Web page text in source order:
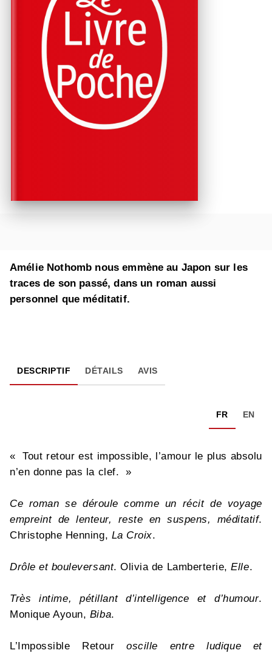
Amélie Nothomb nous emmène au Japon sur les
traces de son passé, dans un roman aussi
personnel que méditatif.
DESCRIPTIF DÉTAILS AVIS
FR EN
« Tout retour est impossible, l’amour le plus absolu
n’en donne pas la clef. »
Ce roman se déroule comme un récit de voyage
empreint de lenteur, reste en suspens, méditatif.
Christophe Henning, La Croix.
Drôle et bouleversant. Olivia de Lamberterie,Elle.
Très intime, pétillant d’intelligence et d’humour.
Monique Ayoun, Biba.
L’Impossible Retouroscille entre ludique et